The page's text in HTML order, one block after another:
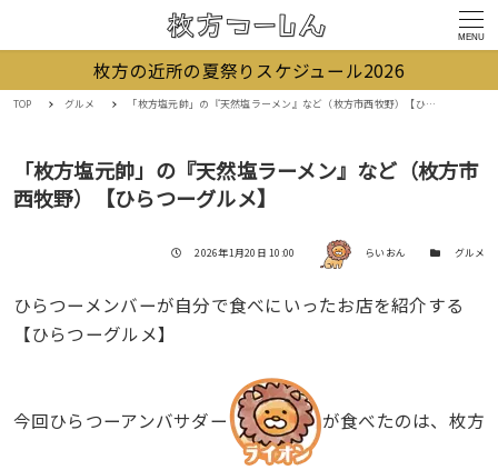
MENU
枚方の近所の夏祭りスケジュール2026
TOP グルメ 「枚方塩元帥」の『天然塩ラーメン』など（枚方市西牧野）【ひらつーグルメ】
「枚方塩元帥」の『天然塩ラーメン』など（枚方市
西牧野）【ひらつーグルメ】
投稿日
2026年1月20日 10:00 著者 らいおん カテゴリー
グルメ
ひらつーメンバーが自分で食べにいったお店を紹介する
【ひらつーグルメ】
今回ひらつーアンバサダー が食べたのは、枚方